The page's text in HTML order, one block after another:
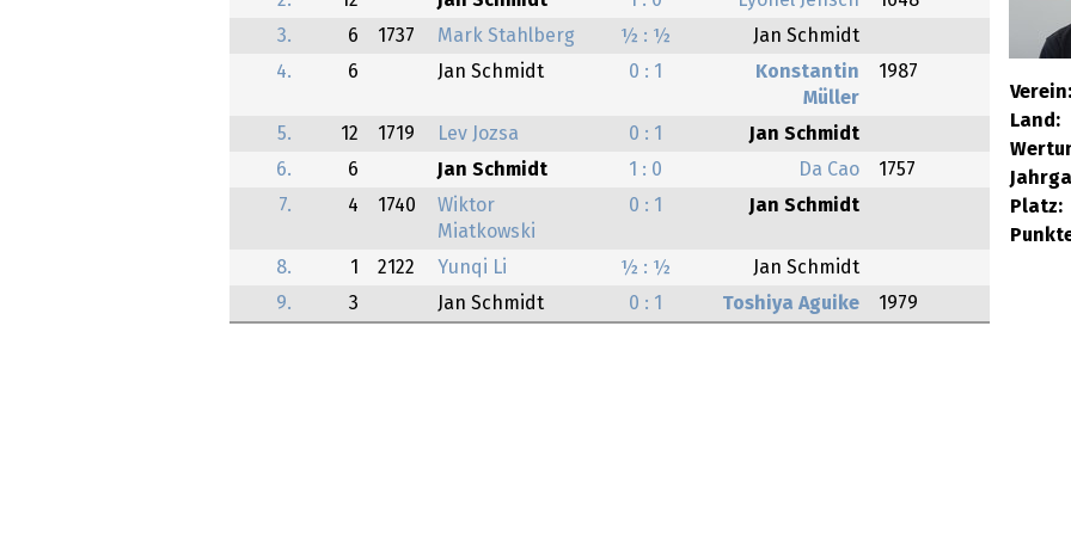
Verein:
Land:
Platz:
3.
6 1737 Mark Stahlberg ½ : ½
Jan Schmidt
4.
6 Jan Schmidt 0 : 1
Konstantin
Müller
1987
5. 12 1719 Lev Jozsa 0 : 1
Jan Schmidt
6.
6 Jan Schmidt 1 : 0 Da Cao
1757
7.
4 1740
Wiktor
Miatkowski
0 : 1 Jan Schmidt
8. 1 2122 Yunqi Li ½ : ½
Jan Schmidt
9.
3 Jan Schmidt 0 : 1 Toshiya Aguike 1979